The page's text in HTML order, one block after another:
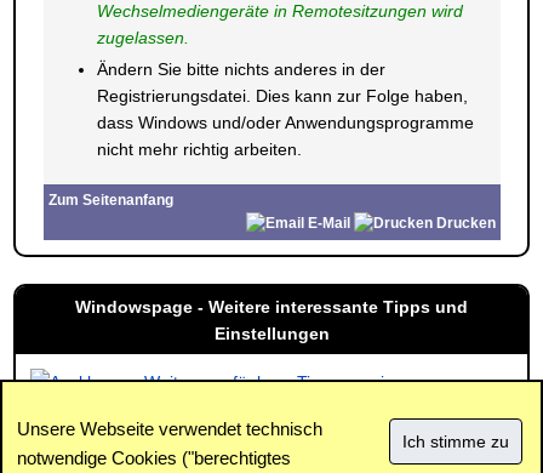
Wechselmediengeräte in Remotesitzungen wird
zugelassen.
Ändern Sie bitte nichts anderes in der
Registrierungsdatei. Dies kann zur Folge haben,
dass Windows und/oder Anwendungsprogramme
nicht mehr richtig arbeiten.
Zum Seitenanfang
E-Mail
Drucken
Windowspage - Weitere interessante Tipps und
Einstellungen
Weitere verfügbare Tipps anzeigen
Unsere Webseite verwendet technisch
notwendige Cookies ("berechtigtes